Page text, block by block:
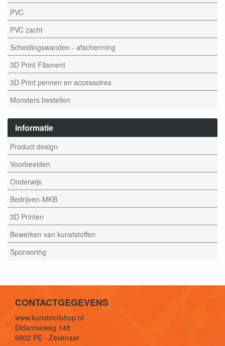
PVC
PVC zacht
Scheidingswanden - afscherming
3D Print Filament
3D Print pennen en accessoires
Monsters bestellen
informatie
Product design
Voorbeelden
Onderwijs
Bedrijven-MKB
3D Printen
Bewerken van kunststoffen
Sponsoring
CONTACTGEGEVENS
www.kunststofshop.nl
Didamseweg 148
6902 PE - Zevenaar